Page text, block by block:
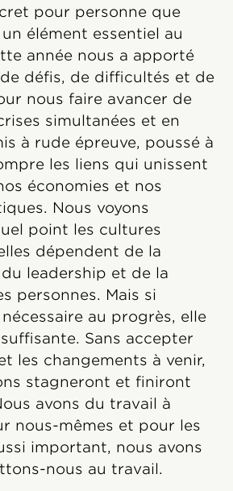
pour personne que
élément essentiel au
année nous a apporté
défis, de difficultés et de
nous faire avancer de
simultanées et en
à rude épreuve, poussé à
les liens qui unissent
économies et nos
Nous voyons
point les cultures
dépendent de la
leadership et de la
personnes. Mais si
au progrès, elle
Sans accepter
les changements à venir,
stagneront et finiront
avons du travail à
nous-mêmes et pour les
important, nous avons
nous au travail.